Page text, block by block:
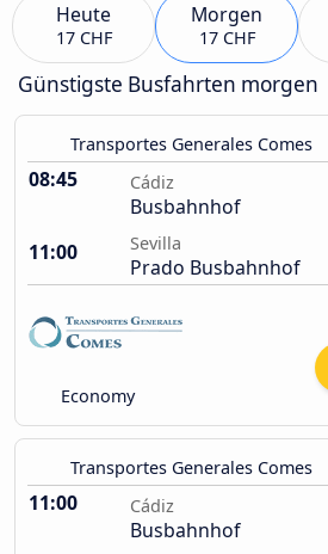
Heute
17 CHF
Morgen
17 CHF
Günstigste Busfahrten morgen
Transportes Generales Comes
08:45 Cádiz
Busbahnhof
11:00
Sevilla
Prado Busbahnhof
Economy
Transportes Generales Comes
11:00 Cádiz
Busbahnhof